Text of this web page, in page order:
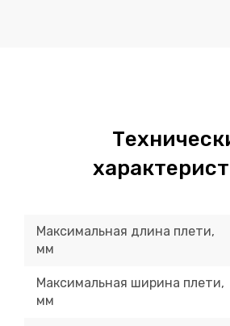
Максимальная длина плети,
мм
Максимальная ширина плети,
мм